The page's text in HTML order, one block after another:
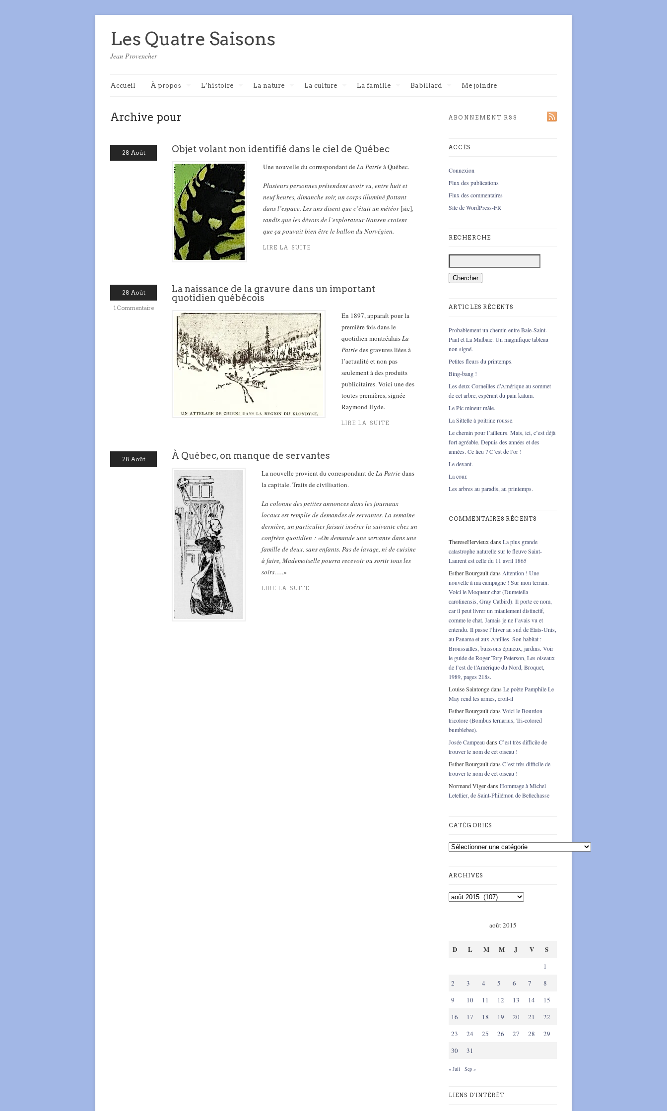
Les Quatre Saisons
Jean Provencher
Accueil À propos L’histoire La nature La culture La famille Babillard Me joindre
Archive pour
28 Août Objet volant non identifié dans le ciel de Québec
Une nouvelle du correspondant deLa Patrieà Québec.
Plusieurs personnes prétendent avoir vu, entre huit et
neuf heures, dimanche soir, un corps illuminé flottant
dans l’espace. Les uns disent que c’était un météor[sic],
tandis que les dévots de l’explorateur Nansen croient
que ça pouvait bien être le ballon du Norvégien.
LIRE LA SUITE
28 Août
1 Commentaire
La naissance de la gravure dans un important
quotidien québécois
En 1897, apparaît pour la
première fois dans le
quotidien montréalaisLa
Patriedes gravures liées à
l’actualité et non pas
seulement à des produits
publicitaires. Voici une des
toutes premières, signée
Raymond Hyde.
LIRE LA SUITE
28 Août À Québec, on manque de servantes
La nouvelle provient du correspondant deLa Patriedans
la capitale. Traits de civilisation.
La colonne des petites annonces dans les journaux
locaux est remplie de demandes de servantes. La semaine
dernière, un particulier faisait insérer la suivante chez un
confrère quotidien : «On demande une servante dans une
famille de deux, sans enfants. Pas de lavage, ni de cuisine
à faire, Mademoiselle pourra recevoir ou sortir tous les
soirs…..»
LIRE LA SUITE
ABONNEMENT RSS
ACCÈS
Connexion
Flux des publications
Flux des commentaires
Site de WordPress-FR
RECHERCHE
ARTICLES RÉCENTS
Probablement un chemin entre Baie-Saint-
Paul et La Malbaie. Un magnifique tableau
non signé.
Petites fleurs du printemps.
Bing-bang !
Les deux Corneilles d’Amérique au sommet
de cet arbre, espérant du pain katum.
Le Pic mineur mâle.
La Sittelle à poitrine rousse.
Le chemin pour l’ailleurs. Mais, ici, c’est déjà
fort agréable. Depuis des années et des
années. Ce lieu ? C’est de l’or !
Le devant.
La cour.
Les arbres au paradis, au printemps.
COMMENTAIRES RÉCENTS
ThereseHervieux dans La plus grande
catastrophe naturelle sur le fleuve Saint-
Laurent est celle du 11 avril 1865
Esther Bourgaultdans Attention ! Une
nouvelle à ma campagne ! Sur mon terrain.
Voici le Moqueur chat (Dumetella
carolinensis, Gray Catbird). Il porte ce nom,
car il peut livrer un miaulement distinctif,
comme le chat. Jamais je ne l’avais vu et
entendu. Il passe l’hiver au sud de États-Unis,
au Panama et aux Antilles. Son habitat :
Broussailles, buissons épineux, jardins. Voir
le guide de Roger Tory Peterson, Les oiseaux
de l’est de l’Amérique du Nord, Broquet,
1989, pages 218s.
Louise Saintongedans Le poète Pamphile Le
May rend les armes, croit-il
Esther Bourgaultdans Voici le Bourdon
tricolore (Bombus ternarius, Tri-colored
bumblebee).
Josée Campeau dans C’est très difficile de
trouver le nom de cet oiseau !
Esther Bourgaultdans C’est très difficile de
trouver le nom de cet oiseau !
Normand Vigerdans Hommage à Michel
Letellier, de Saint-Philémon de Bellechasse
CATÉGORIES
ARCHIVES
août 2015
D L M M J V S
1
2
3 4 5 6 7
8
9
10 11 12 13 14
15
16
17 18 19 20 21
22
23
24 25 26 27 28
29
30
31
« Juil Sep »
LIENS D'INTÉRÊT